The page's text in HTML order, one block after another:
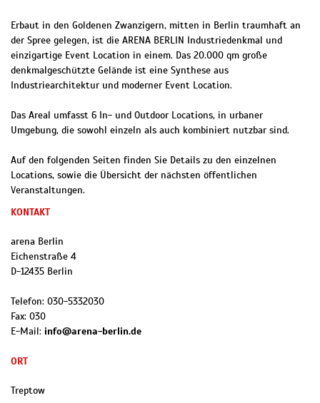
Erbaut in den Goldenen Zwanzigern, mitten in Berlin traumhaft an
der Spree gelegen, ist die ARENA BERLIN Industriedenkmal und
einzigartige Event Location in einem. Das 20.000 qm große
denkmalgeschützte Gelände ist eine Synthese aus
Industriearchitektur und moderner Event Location.
Das Areal umfasst 6 In- und Outdoor Locations, in urbaner
Umgebung, die sowohl einzeln als auch kombiniert nutzbar sind.
Auf den folgenden Seiten finden Sie Details zu den einzelnen
Locations, sowie die Übersicht der nächsten öffentlichen
Veranstaltungen.
KONTAKT
arena Berlin
Eichenstraße 4
D-12435 Berlin
Telefon: 030-5332030
Fax: 030
E-Mail: info@arena-berlin.de
ORT
Treptow